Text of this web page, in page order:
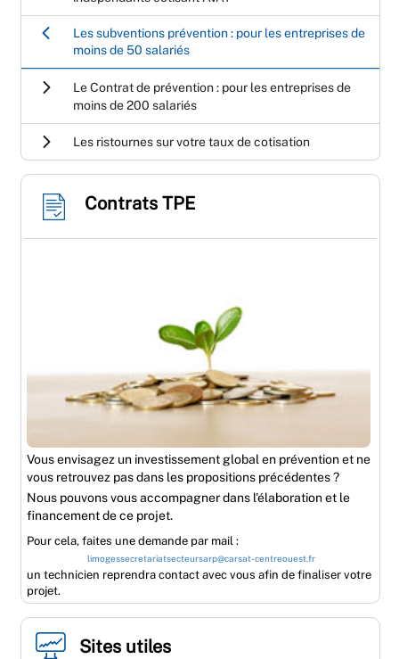
Les subventions prévention : pour les entreprises de
moins de 50 salariés
Le Contrat de prévention : pour les entreprises de
moins de 200 salariés
Les ristournes sur votre taux de cotisation
Contrats TPE
Vous envisagez un investissement global en prévention et ne
vous retrouvez pas dans les propositions précédentes ?
Nous pouvons vous accompagner dans l'élaboration et le
financement de ce projet.
Pour cela, faites une demande par mail :
limogessecretariatsecteursarp@carsat-centreouest.fr
un technicien reprendra contact avec vous afin de finaliser votre
projet.
Sites utiles